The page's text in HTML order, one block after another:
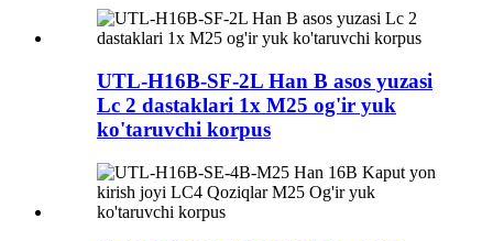
UTL-H16B-SF-2L Han B asos yuzasi
Lc 2 dastaklari 1x M25 og'ir yuk
ko'taruvchi korpus